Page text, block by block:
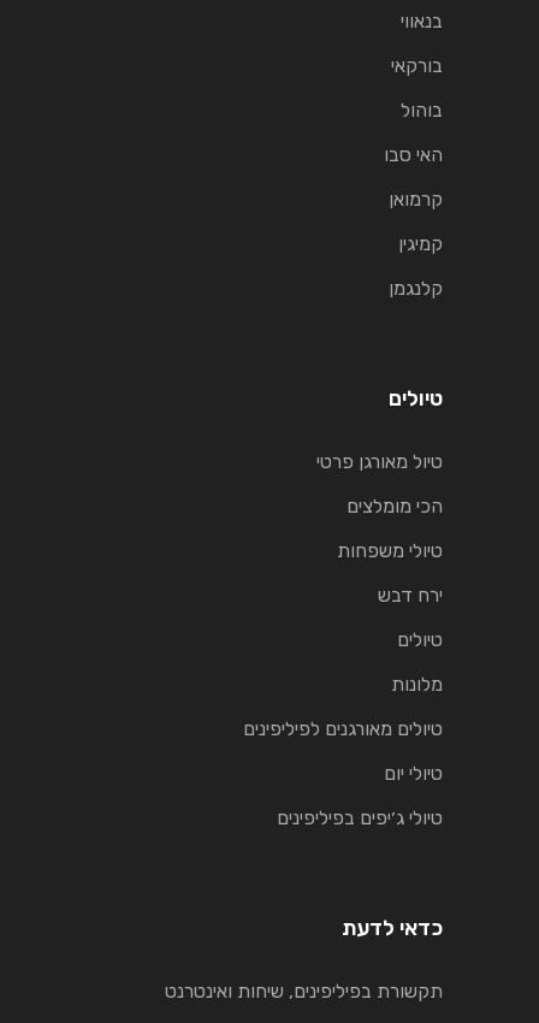
בנאווי
בורקאי
בוהול
האי סבו
קרמואן
קמיגין
קלנגמן
טיולים
טיול מאורגן פרטי
הכי מומלצים
טיולי משפחות
ירח דבש
טיולים
מלונות
טיולים מאורגנים לפיליפינים
טיולי יום
טיולי ג׳יפים בפיליפינים
כדאי לדעת
תקשורת בפיליפינים, שיחות ואינטרנט